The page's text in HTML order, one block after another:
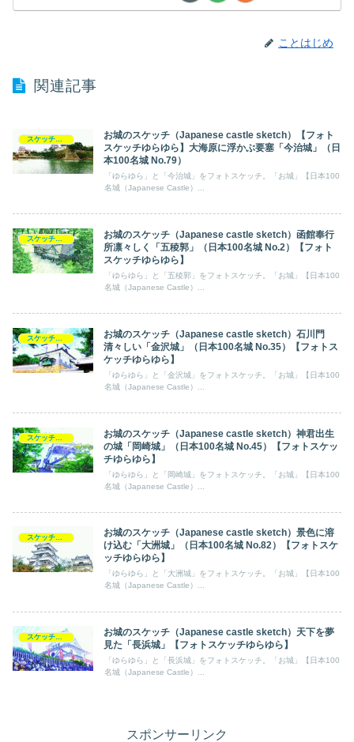
ことはじめ
関連記事
スケッチ【フォトスケッチ】ゆらゆら
お城のスケッチ（Japanese castle sketch）【フォト
スケッチゆらゆら】大海原に浮かぶ要塞「今治城」（日
本100名城 No.79）
「ゆらゆら」と「今治城」をフォトスケッチ。「お城」【日本100
名城（Japanese Castle）...
お城のスケッチ（Japanese castle sketch）函館奉行
所凛々しく「五稜郭」（日本100名城 No.2）【フォト
スケッチゆらゆら】
「ゆらゆら」と「五稜郭」をフォトスケッチ。「お城」【日本100
名城（Japanese Castle）...
お城のスケッチ（Japanese castle sketch）石川門
清々しい「金沢城」（日本100名城 No.35）【フォトス
ケッチゆらゆら】
「ゆらゆら」と「金沢城」をフォトスケッチ。「お城」【日本100
名城（Japanese Castle）...
お城のスケッチ（Japanese castle sketch）神君出生
の城「岡崎城」（日本100名城 No.45）【フォトスケッ
チゆらゆら】
「ゆらゆら」と「岡崎城」をフォトスケッチ。「お城」【日本100
名城（Japanese Castle）...
お城のスケッチ（Japanese castle sketch）景色に溶
け込む「大洲城」（日本100名城 No.82）【フォトスケ
ッチゆらゆら】
「ゆらゆら」と「大洲城」をフォトスケッチ。「お城」【日本100
名城（Japanese Castle）...
お城のスケッチ（Japanese castle sketch）天下を夢
見た「長浜城」【フォトスケッチゆらゆら】
「ゆらゆら」と「長浜城」をフォトスケッチ。「お城」【日本100
名城（Japanese Castle）...
スポンサーリンク